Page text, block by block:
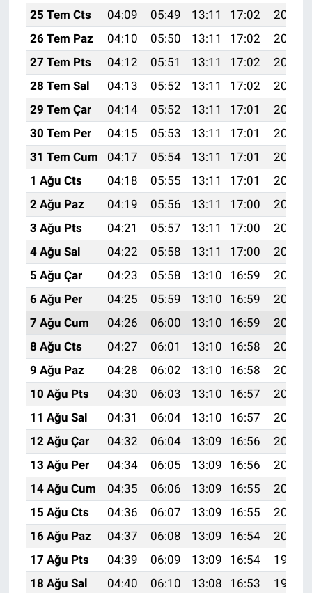
25 Tem Cts
04:09 05:49 13:11 17:02
20:23
26 Tem Paz
04:10 05:50 13:11 17:02
20:22
27 Tem Pts
04:12 05:51 13:11 17:02
20:21
28 Tem Sal
04:13 05:52 13:11 17:02
20:20
29 Tem Çar
04:14 05:52 13:11 17:01
20:19
30 Tem Per
04:15 05:53 13:11 17:01
20:18
31 Tem Cum
04:17 05:54 13:11 17:01
20:18
1 Ağu Cts
04:18 05:55 13:11 17:01
20:17
2 Ağu Paz
04:19 05:56 13:11 17:00
20:16
3 Ağu Pts
04:21 05:57 13:11 17:00
20:15
4 Ağu Sal
04:22 05:58 13:11 17:00
20:14
5 Ağu Çar
04:23 05:58 13:10 16:59
20:13
6 Ağu Per
04:25 05:59 13:10 16:59
20:11
7 Ağu Cum
04:26 06:00 13:10 16:59
20:10
8 Ağu Cts
04:27 06:01 13:10 16:58
20:09
9 Ağu Paz
04:28 06:02 13:10 16:58
20:08
10 Ağu Pts
04:30 06:03 13:10 16:57
20:07
11 Ağu Sal
04:31 06:04 13:10 16:57
20:06
12 Ağu Çar
04:32 06:04 13:09 16:56
20:05
13 Ağu Per
04:34 06:05 13:09 16:56
20:03
14 Ağu Cum
04:35 06:06 13:09 16:55
20:02
15 Ağu Cts
04:36 06:07 13:09 16:55
20:01
16 Ağu Paz
04:37 06:08 13:09 16:54
20:00
17 Ağu Pts
04:39 06:09 13:09 16:54
19:58
18 Ağu Sal
04:40 06:10 13:08 16:53
19:57